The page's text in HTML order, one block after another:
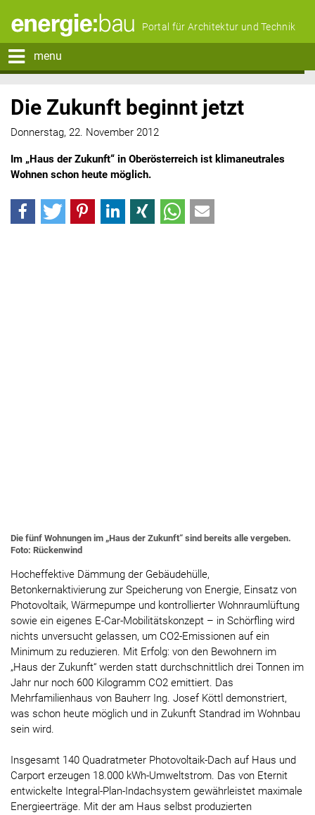
Portal für Architektur und Technik
menu
Die Zukunft beginnt jetzt
Donnerstag, 22. November 2012
Im „Haus der Zukunft“ in Oberösterreich ist klimaneutrales
Wohnen schon heute möglich.
Die fünf Wohnungen im „Haus der Zukunft“ sind bereits alle vergeben.
Foto: Rückenwind
Hocheffektive Dämmung der Gebäudehülle,
Betonkernaktivierung zur Speicherung von Energie, Einsatz von
Photovoltaik, Wärmepumpe und kontrollierter Wohnraumlüftung
sowie ein eigenes E-Car-Mobilitätskonzept – in Schörfling wird
nichts unversucht gelassen, um CO2-Emissionen auf ein
Minimum zu reduzieren. Mit Erfolg: von den Bewohnern im
„Haus der Zukunft“ werden statt durchschnittlich drei Tonnen im
Jahr nur noch 600 Kilogramm CO2 emittiert. Das
Mehrfamilienhaus von Bauherr Ing. Josef Köttl demonstriert,
was schon heute möglich und in Zukunft Standrad im Wohnbau
sein wird.
Insgesamt 140 Quadratmeter Photovoltaik-Dach auf Haus und
Carport erzeugen 18.000 kWh-Umweltstrom. Das von Eternit
entwickelte Integral-Plan-Indachsystem gewährleistet maximale
Energieerträge. Mit der am Haus selbst produzierten